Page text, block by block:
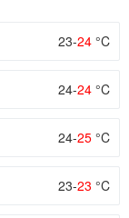
23-24 °C
24-24 °C
24-25 °C
23-23 °C